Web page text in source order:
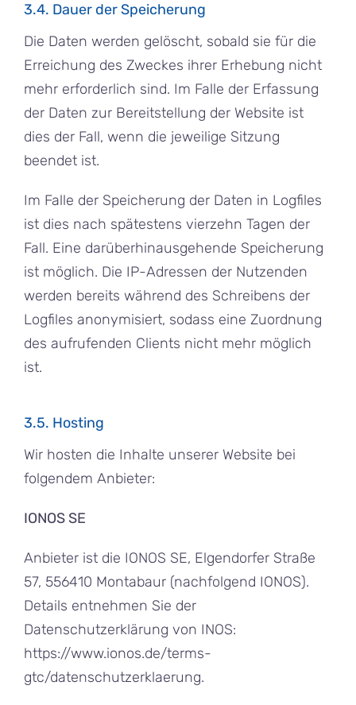
3.4. Dauer der Speicherung
Die Daten werden gelöscht, sobald sie für die
Erreichung des Zweckes ihrer Erhebung nicht
mehr erforderlich sind. Im Falle der Erfassung
der Daten zur Bereitstellung der Website ist
dies der Fall, wenn die jeweilige Sitzung
beendet ist.
Im Falle der Speicherung der Daten in Logfiles
ist dies nach spätestens vierzehn Tagen der
Fall. Eine darüberhinausgehende Speicherung
ist möglich. Die IP-Adressen der Nutzenden
werden bereits während des Schreibens der
Logfiles anonymisiert, sodass eine Zuordnung
des aufrufenden Clients nicht mehr möglich
ist.
3.5. Hosting
Wir hosten die Inhalte unserer Website bei
folgendem Anbieter:
IONOS SE
Anbieter ist die IONOS SE, Elgendorfer Straße
57, 556410 Montabaur (nachfolgend IONOS).
Details entnehmen Sie der
Datenschutzerklärung von INOS:
https://www.ionos.de/terms-
gtc/datenschutzerklaerung.